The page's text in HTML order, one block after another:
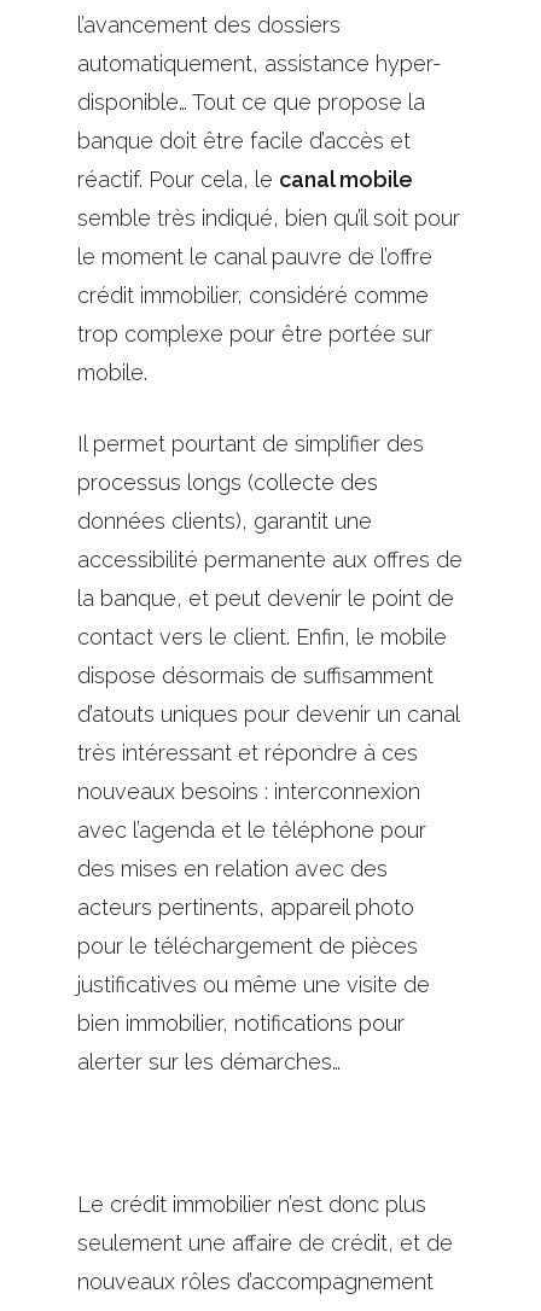
l’avancement des dossiers
automatiquement, assistance hyper-
disponible… Tout ce que propose la
banque doit être facile d’accès et
réactif. Pour cela, le canal mobile
semble très indiqué, bien qu’il soit pour
le moment le canal pauvre de l’offre
crédit immobilier, considéré comme
trop complexe pour être portée sur
mobile.
Il permet pourtant de simplifier des
processus longs (collecte des
données clients), garantit une
accessibilité permanente aux offres de
la banque, et peut devenir le point de
contact vers le client. Enfin, le mobile
dispose désormais de suffisamment
d’atouts uniques pour devenir un canal
très intéressant et répondre à ces
nouveaux besoins : interconnexion
avec l’agenda et le téléphone pour
des mises en relation avec des
acteurs pertinents, appareil photo
pour le téléchargement de pièces
justificatives ou même une visite de
bien immobilier, notifications pour
alerter sur les démarches…
Le crédit immobilier n’est donc plus
seulement une affaire de crédit, et de
nouveaux rôles d’accompagnement